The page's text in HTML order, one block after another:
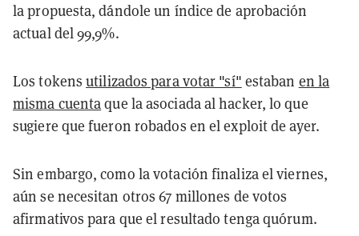
la propuesta, dándole un índice de aprobación
actual del 99,9%.
Los tokensutilizados para votar "sí" estaban en la
misma cuentaque la asociada al hacker, lo que
sugiere que fueron robados en el exploit de ayer.
Sin embargo, como la votación finaliza el viernes,
aún se necesitan otros 67 millones de votos
afirmativos para que el resultado tenga quórum.